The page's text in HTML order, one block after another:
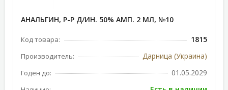
АНАЛЬГИН, Р-Р Д/ИН. 50% АМП. 2 МЛ, №10
Код товара: 1815
Производитель: Дарница (Украина)
Годен до: 01.05.2029